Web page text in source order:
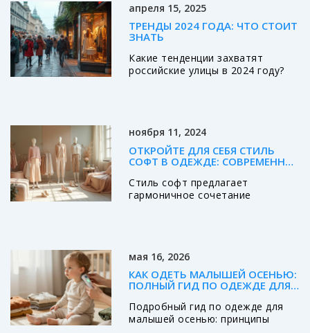
рекомендации для каждого
знака.
апреля 15, 2025
ТРЕНДЫ 2024 ГОДА: ЧТО СТОИТ
ЗНАТЬ
Какие тенденции захватят
российские улицы в 2024 году?
о ключевых трендах и поможет
вписаться в динамичный ритм
современного стиля.
ноября 11, 2024
ОТКРОЙТЕ ДЛЯ СЕБЯ СТИЛЬ
СОФТ В ОДЕЖДЕ: СОВРЕМЕННАЯ
Стиль софт предлагает
гармоничное сочетание
благодаря своей
универсальности и
практичности, объединяя в себе
нежные материалы и пастельные
цвета. Важно в нем уделять
внимание деталям и
мая 16, 2026
КАК ОДЕТЬ МАЛЫШЕЙ ОСЕНЬЮ:
ПОЛНЫЙ ГИД ПО ОДЕЖДЕ ДЛЯ
Подробный гид по одежде для
малышей осенью: принципы